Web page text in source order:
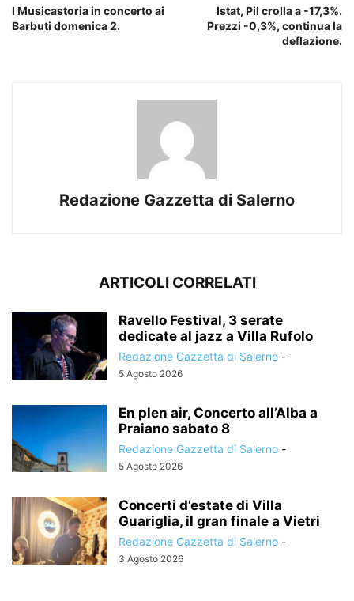
I Musicastoria in concerto ai
Barbuti domenica 2.
Istat, Pil crolla a -17,3%.
Prezzi -0,3%, continua la
deflazione.
Redazione Gazzetta di Salerno
ARTICOLI CORRELATI
Ravello Festival, 3 serate
dedicate al jazz a Villa Rufolo
Redazione Gazzetta di Salerno -
5 Agosto 2026
En plen air, Concerto all’Alba a
Praiano sabato 8
Redazione Gazzetta di Salerno -
5 Agosto 2026
Concerti d’estate di Villa
Guariglia, il gran finale a Vietri
Redazione Gazzetta di Salerno -
3 Agosto 2026